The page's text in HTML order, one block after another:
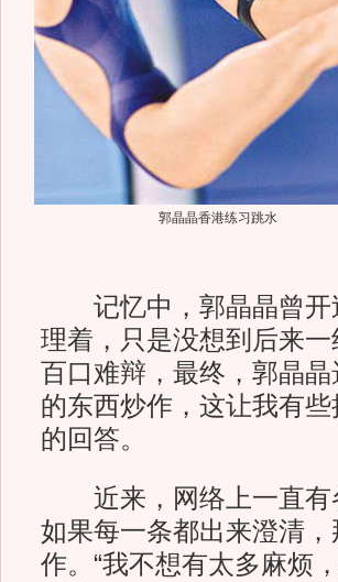
郭晶晶香港练习跳水
记忆中，郭晶晶曾开
理着，只是没想到后来
百口难辩，最终，郭晶
的东西炒作，这让我有
的回答。
近来，网络上一直有
如果每一条都出来澄清
作。“我不想有太多麻烦